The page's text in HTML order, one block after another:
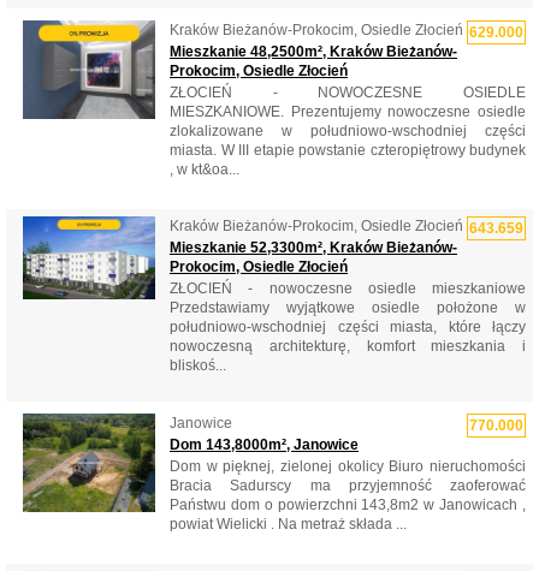
629.000
Kraków Bieżanów-Prokocim, Osiedle Złocień
Mieszkanie 48,2500m², Kraków Bieżanów-
Prokocim, Osiedle Złocień
ZŁOCIEŃ - NOWOCZESNE OSIEDLE
MIESZKANIOWE. Prezentujemy nowoczesne osiedle
zlokalizowane w południowo-wschodniej części
miasta. W III etapie powstanie czteropiętrowy budynek
, w kt&oa...
643.659
Kraków Bieżanów-Prokocim, Osiedle Złocień
Mieszkanie 52,3300m², Kraków Bieżanów-
Prokocim, Osiedle Złocień
ZŁOCIEŃ - nowoczesne osiedle mieszkaniowe
Przedstawiamy wyjątkowe osiedle położone w
południowo-wschodniej części miasta, które łączy
nowoczesną architekturę, komfort mieszkania i
bliskoś...
770.000
Janowice
Dom 143,8000m², Janowice
Dom w pięknej, zielonej okolicy Biuro nieruchomości
Bracia Sadurscy ma przyjemność zaoferować
Państwu dom o powierzchni 143,8m2 w Janowicach ,
powiat Wielicki . Na metraż składa ...